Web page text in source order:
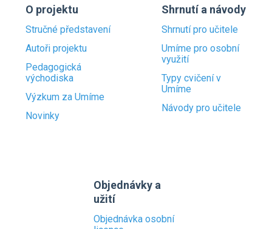
O projektu
Stručné představení
Autoři projektu
Pedagogická
východiska
Výzkum za Umíme
Novinky
Shrnutí a návody
Shrnutí pro učitele
Umíme pro osobní
využití
Typy cvičení v
Umíme
Návody pro učitele
Objednávky a
užití
Objednávka osobní